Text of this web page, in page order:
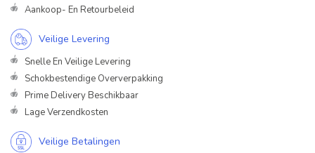
Aankoop- En Retourbeleid
Veilige Levering
Snelle En Veilige Levering
Schokbestendige Oververpakking
Prime Delivery Beschikbaar
Lage Verzendkosten
Veilige Betalingen